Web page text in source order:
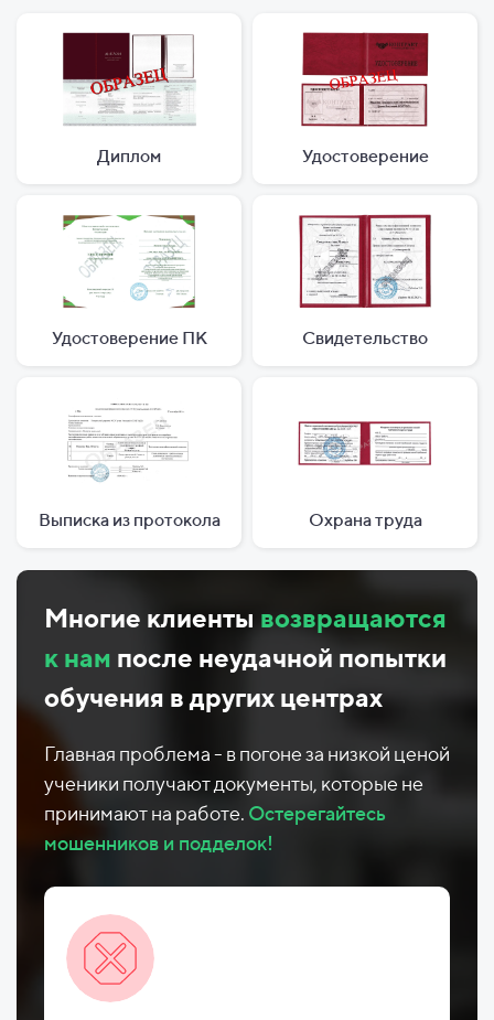
Диплом Удостоверение
Удостоверение ПК Свидетельство
Выписка из протокола Охрана труда
Многие клиенты возвращаются
к нам после неудачной попытки
обучения в других центрах
Главная проблема - в погоне за низкой ценой
ученики получают документы, которые не
принимают на работе. Остерегайтесь
мошенников и подделок!